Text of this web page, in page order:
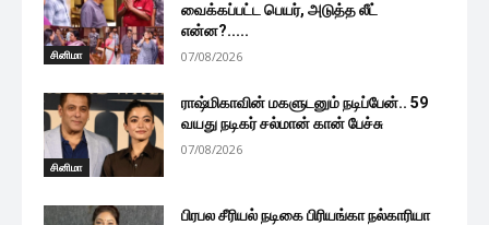
சினிமா
வைக்கப்பட்ட பெயர், அடுத்த லீட்
என்ன?.....
07/08/2026
சினிமா
ராஷ்மிகாவின் மகளுடனும் நடிப்பேன்.. 59
வயது நடிகர் சல்மான் கான் பேச்சு
07/08/2026
பிரபல சீரியல் நடிகை பிரியங்கா நல்காரியா